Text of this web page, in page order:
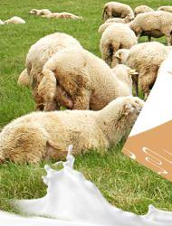
万吨，其中
低，但是在
目前我国骆
应求的局面
一是奶源有